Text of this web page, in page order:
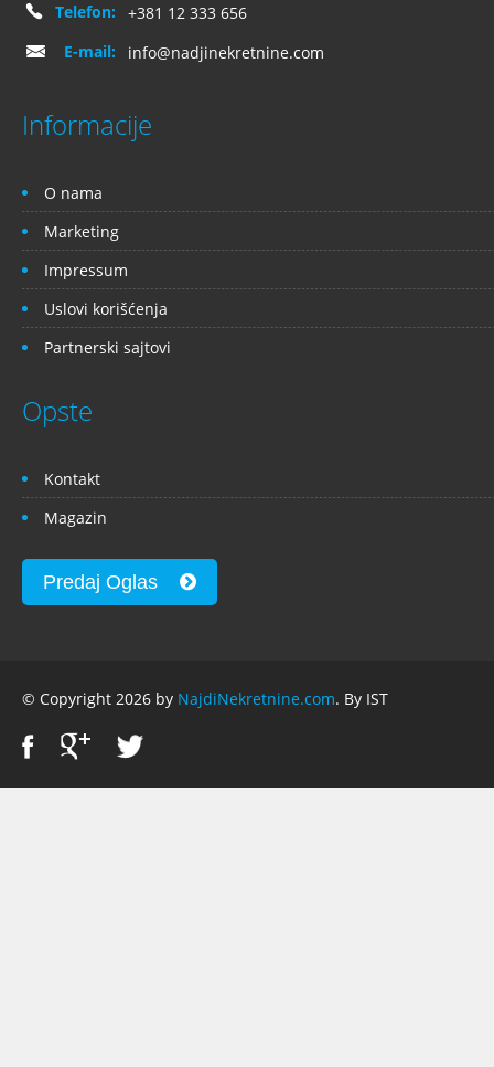
Telefon:
+381 12 333 656
E-mail:
info@nadjinekretnine.com
Informacije
O nama
Marketing
Impressum
Uslovi korišćenja
Partnerski sajtovi
Opste
Kontakt
Magazin
Predaj Oglas
© Copyright 2026 by NajdiNekretnine.com. By IST